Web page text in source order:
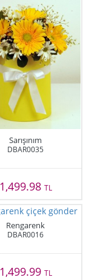
Sarışınım
DBAR0035
1,499.98 TL
Rengarenk
DBAR0016
1,499.99 TL